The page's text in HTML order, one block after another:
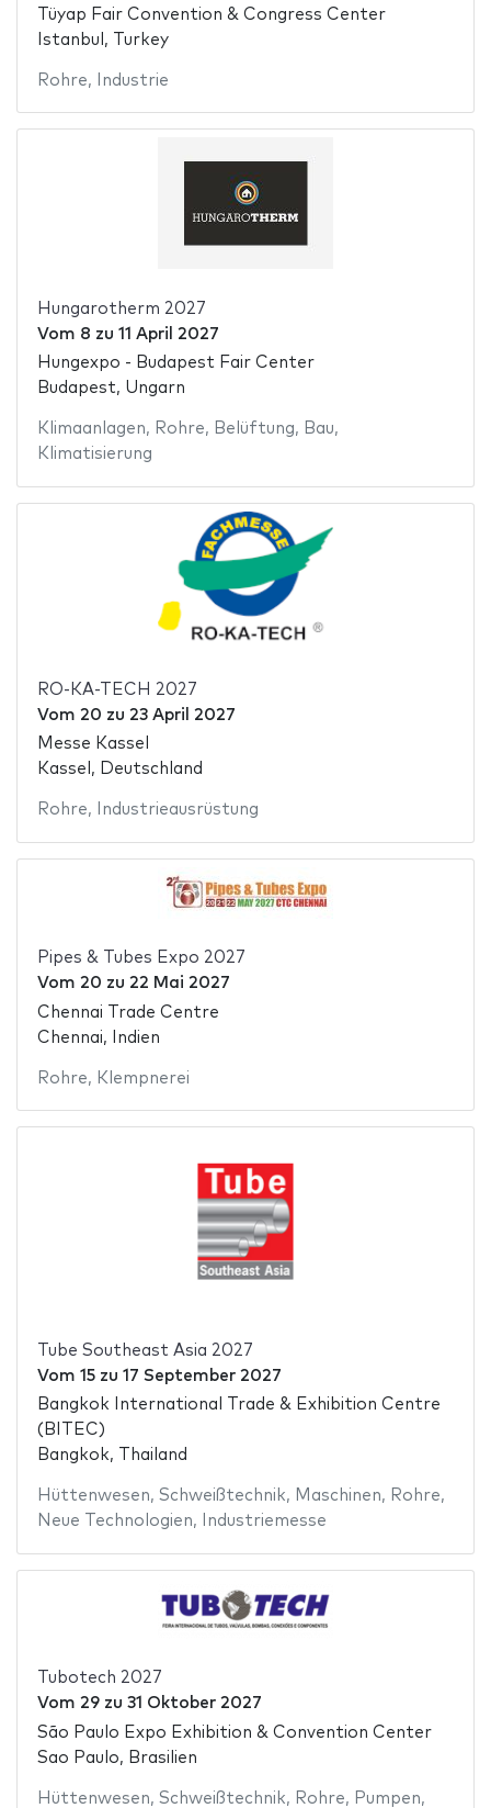
Tüyap Fair Convention & Congress Center
Istanbul, Turkey
Rohre, Industrie
Hungarotherm 2027
Vom 8 zu 11 April 2027
Hungexpo - Budapest Fair Center
Budapest, Ungarn
Klimaanlagen, Rohre, Belüftung, Bau,
Klimatisierung
RO-KA-TECH 2027
Vom 20 zu 23 April 2027
Messe Kassel
Kassel, Deutschland
Rohre, Industrieausrüstung
Pipes & Tubes Expo 2027
Vom 20 zu 22 Mai 2027
Chennai Trade Centre
Chennai, Indien
Rohre, Klempnerei
Tube Southeast Asia 2027
Vom 15zu 17 September 2027
Bangkok International Trade & Exhibition Centre
(BITEC)
Bangkok, Thailand
Hüttenwesen, Schweißtechnik, Maschinen, Rohre,
Neue Technologien, Industriemesse
Tubotech 2027
Vom 29zu 31 Oktober 2027
São Paulo Expo Exhibition & Convention Center
Sao Paulo, Brasilien
Hüttenwesen, Schweißtechnik, Rohre, Pumpen,